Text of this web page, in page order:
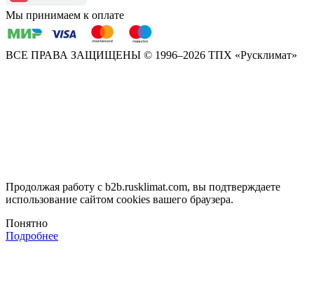
Мы принимаем к оплате
ВСЕ ПРАВА ЗАЩИЩЕНЫ © 1996–2026 ТПХ «Русклимат»
Продолжая работу с b2b.rusklimat.com, вы подтверждаете
использование сайтом cookies вашего браузера.
Понятно
Подробнее